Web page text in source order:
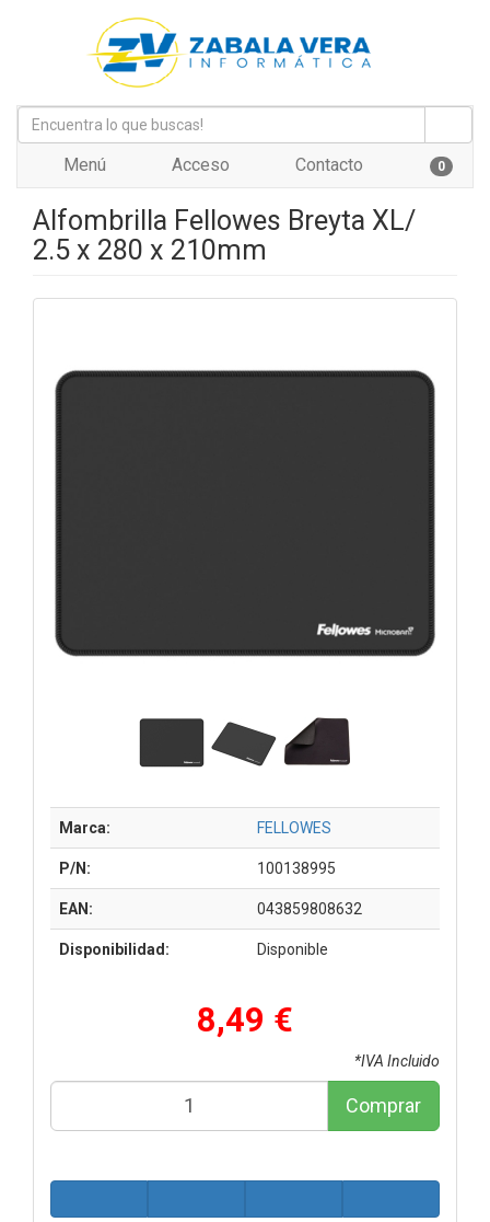
Menú Acceso Contacto 0
Alfombrilla Fellowes Breyta XL/
2.5 x 280 x 210mm
Marca: FELLOWES
P/N: 100138995
EAN: 043859808632
Disponibilidad: Disponible
8,49 €
*IVA Incluido
Comprar